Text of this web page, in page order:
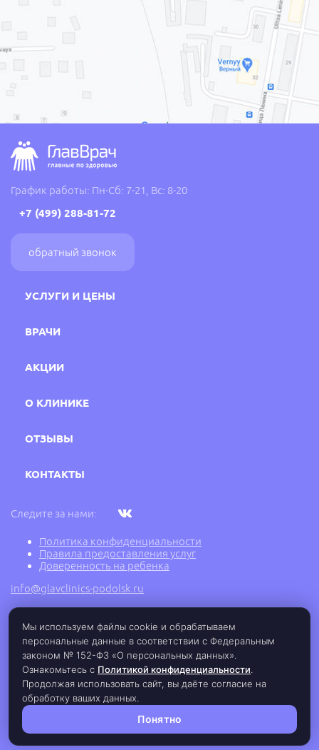
График работы: Пн-Сб: 7-21, Вс: 8-20
+7 (499) 288-81-72
обратный звонок
УСЛУГИ И ЦЕНЫ
ВРАЧИ
АКЦИИ
О КЛИНИКЕ
ОТЗЫВЫ
КОНТАКТЫ
Следите за нами:
Политика конфиденциальности
Правила предоставления услуг
Доверенность на ребенка
info@glavclinics-podolsk.ru
2005 - 2026 г. © Медицинский центр ГлавВрач,
ООО "Подольск Медицина", ИНН: 5030077289,
ОГРН: 1125030001942, Лицензия ЛО-77-01-
017145 от 07.12.2018 г.
Мы используем файлы cookie и обрабатываем
персональные данные в соответствии с Федеральным
законом № 152-ФЗ «О персональных данных».
Ознакомьтесь с Политикой конфиденциальности.
Продолжая использовать сайт, вы даёте согласие на
обработку ваших данных.
Понятно